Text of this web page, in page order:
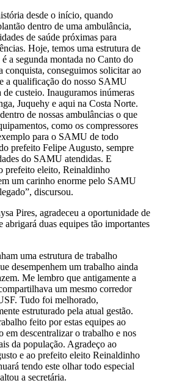
desde o início, quando
dentro de uma ambulância,
de saúde próximas para
Hoje, temos uma estrutura de
a segunda montada no Canto do
conquista, conseguimos solicitar ao
a qualificação do nosso SAMU
de custeio. Inauguramos inúmeras
Juquehy e aqui na Costa Norte.
de nossas ambulâncias o que
como os compressores
para o SAMU de todo
prefeito Felipe Augusto, sempre
do SAMU atendidas. E
prefeito eleito, Reinaldinho
um carinho enorme pelo SAMU
discursou.
Pires, agradeceu a oportunidade de
abrigará duas equipes tão importantes
uma estrutura de trabalho
desempenhem um trabalho ainda
Me lembro que antigamente a
um mesmo corredor
Tudo foi melhorado,
estruturado pela atual gestão.
feito por estas equipes ao
descentralizar o trabalho e nos
da população. Agradeço ao
e ao prefeito eleito Reinaldinho
tendo este olhar todo especial
a secretária.